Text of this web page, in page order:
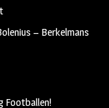
– Berkelmans
Footballen!